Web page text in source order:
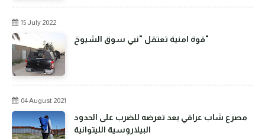
15 July 2022
قوة امنية تعتقل "نبي سوق الشيوخ"
04 August 2021
مصرع شاب عراقي بعد تعرضه للضرب على الحدود
البيلاروسية الليتوانية